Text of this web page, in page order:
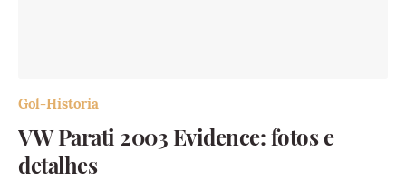
Gol-Historia
VW Parati 2003 Evidence: fotos e
detalhes